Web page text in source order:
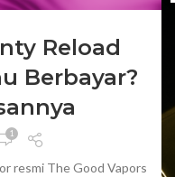
Reload
Berbayar?
1
resmi The Good Vapors